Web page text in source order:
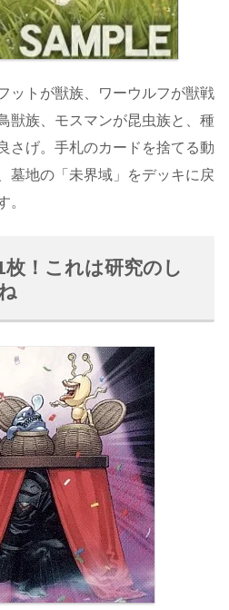
ットが獣族、ワーウルフが獣戦
獣族、モスマンが昆虫族と、種
さげ。手札のカードを捨てる動
墓地の「未界域」をデッキに戻
。
！これは研究のし